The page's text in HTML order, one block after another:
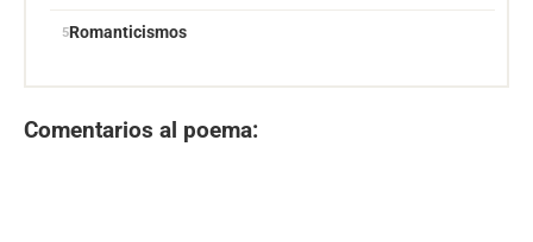
Romanticismos
Comentarios al poema: